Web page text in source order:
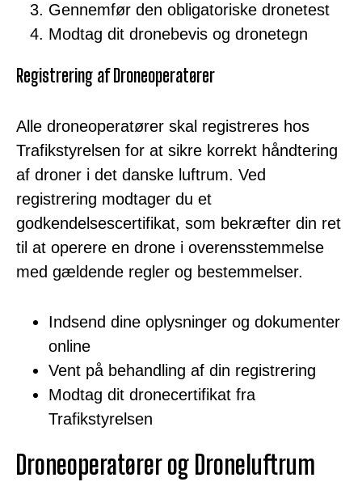
Gennemfør den obligatoriske dronetest
Modtag dit dronebevis og dronetegn
Registrering af Droneoperatører
Alle droneoperatører skal registreres hos
Trafikstyrelsen for at sikre korrekt håndtering
af droner i det danske luftrum. Ved
registrering modtager du et
godkendelsescertifikat, som bekræfter din ret
til at operere en drone i overensstemmelse
med gældende regler og bestemmelser.
Indsend dine oplysninger og dokumenter
online
Vent på behandling af din registrering
Modtag dit dronecertifikat fra
Trafikstyrelsen
Droneoperatører og Droneluftrum